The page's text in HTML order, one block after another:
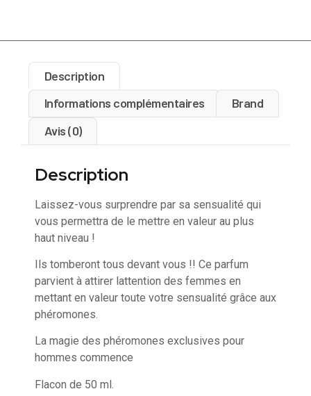
Description
Informations complémentaires
Brand
Avis (0)
Description
Laissez-vous surprendre par sa sensualité qui
vous permettra de le mettre en valeur au plus
haut niveau !
Ils tomberont tous devant vous !! Ce parfum
parvient à attirer lattention des femmes en
mettant en valeur toute votre sensualité grâce aux
phéromones.
La magie des phéromones exclusives pour
hommes commence
Flacon de 50 ml.